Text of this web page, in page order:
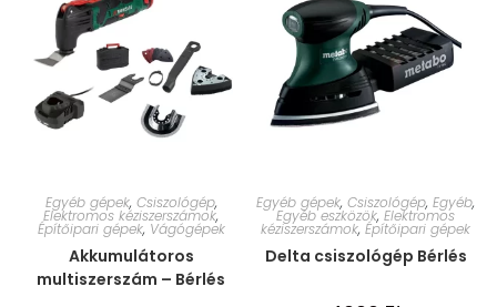
Egyéb gépek, Csiszológép,
Elektromos kéziszerszámok,
Építőipari gépek, Vágógépek
Akkumulátoros
multiszerszám – Bérlés
Egyéb gépek,Csiszológép,Egyéb,
Egyéb eszközök,Elektromos
kéziszerszámok,Építőipari gépek
Delta csiszológép Bérlés